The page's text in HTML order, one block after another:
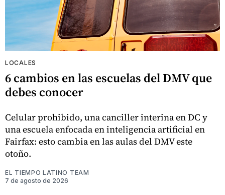
LOCALES
6 cambios en las escuelas del DMV que
debes conocer
Celular prohibido, una canciller interina en DC y
una escuela enfocada en inteligencia artificial en
Fairfax: esto cambia en las aulas del DMV este
otoño.
EL TIEMPO LATINO TEAM
7 de agosto de 2026